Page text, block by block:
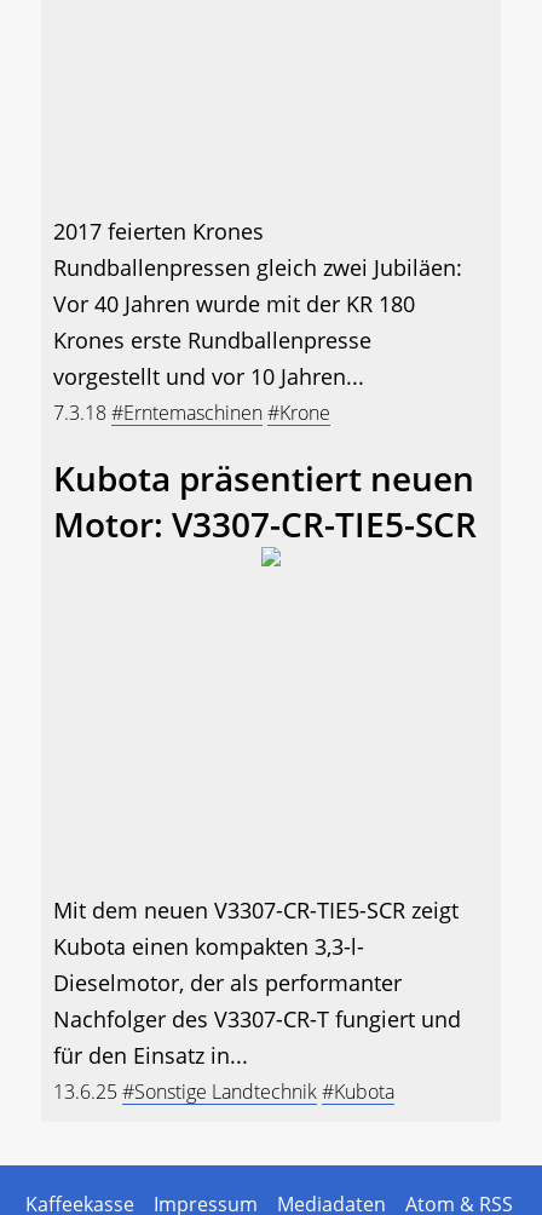
2017 feierten Krones
Rundballenpressen gleich zwei Jubiläen:
Vor 40 Jahren wurde mit der KR 180
Krones erste Rundballenpresse
vorgestellt und vor 10 Jahren...
7.3.18#Erntemaschinen#Krone
Kubota präsentiert neuen
Motor: V3307-CR-TIE5-SCR
Mit dem neuen V3307-CR-TIE5-SCR zeigt
Kubota einen kompakten 3,3-l-
Dieselmotor, der als performanter
Nachfolger des V3307-CR-T fungiert und
für den Einsatz in...
13.6.25#Sonstige Landtechnik#Kubota
Kaffeekasse Impressum Mediadaten Atom & RSS